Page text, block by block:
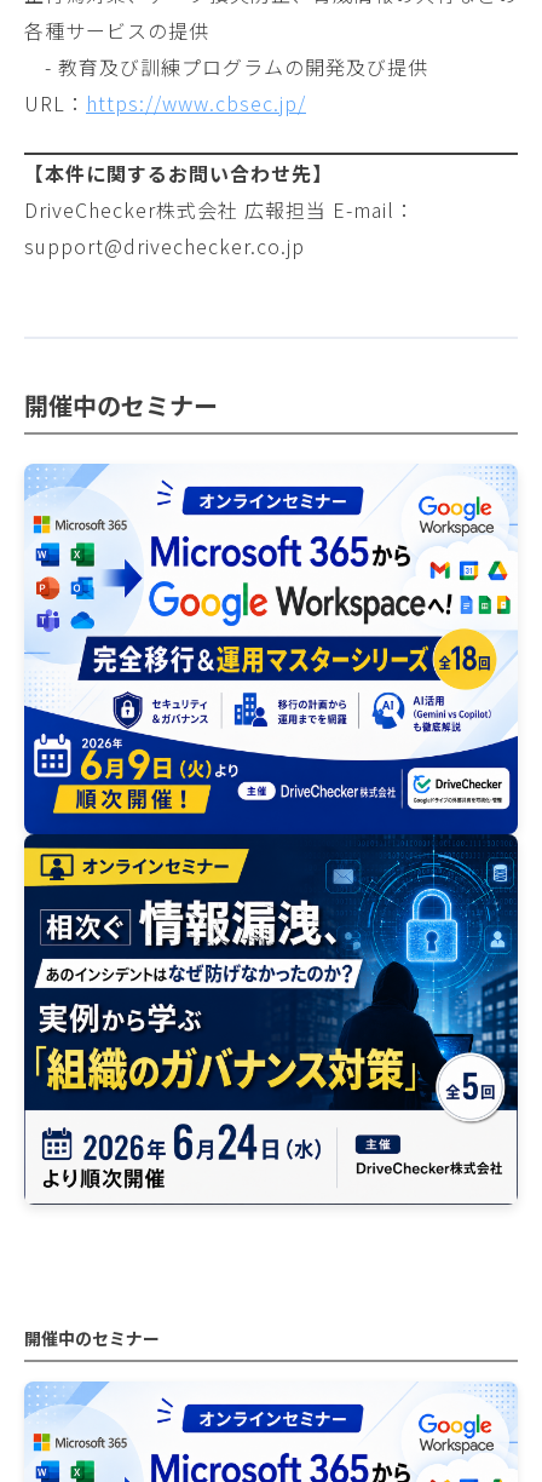
各種サービスの提供
- 教育及び訓練プログラムの開発及び提供
URL： https://www.cbsec.jp/
【本件に関するお問い合わせ先】
DriveChecker株式会社 広報担当 E-mail：
support@drivechecker.co.jp
開催中のセミナー
開催中のセミナー